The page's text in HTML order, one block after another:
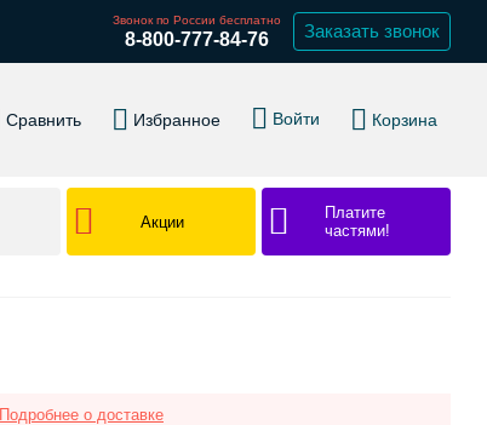
Звонок по России бесплатно
8-800-777-84-76 Заказать звонок
Сравнить Избранное Войти Корзина
Акции
Платите
частями!
Подробнее о доставке